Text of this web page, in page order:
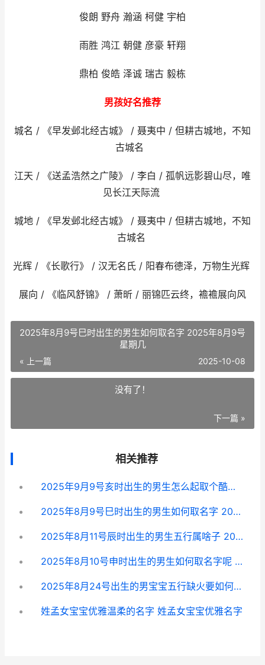
俊朗 野舟 瀚涵 柯健 宇柏
雨胜 鸿江 朝健 彦豪 轩翔
鼎柏 俊皓 泽诚 瑞古 毅栋
男孩好名推荐
城名 / 《早发邺北经古城》 / 聂夷中 / 但耕古城地，不知
古城名
江天 / 《送孟浩然之广陵》 / 李白 / 孤帆远影碧山尽，唯
见长江天际流
城地 / 《早发邺北经古城》 / 聂夷中 / 但耕古城地，不知
古城名
光辉 / 《长歌行》 / 汉无名氏 / 阳春布德泽，万物生光辉
展向 / 《临风舒锦》 / 萧昕 / 丽锦匹云终，襜襜展向风
2025年8月9号巳时出生的男生如何取名字 2025年8月9号
星期几
« 上一篇 2025-10-08
没有了！
下一篇 »
相关推荐
2025年9月9号亥时出生的男生怎么起取个酷酷的名字 2025年九月九号的阳历是多少
2025年8月9号巳时出生的男生如何取名字 2025年8月9号星期几
2025年8月11号辰时出生的男生五行属啥子 2025年8月11日生孩子是什么命
2025年8月10号申时出生的男生如何取名字呢 2025年八月十号是什么星座
2025年8月24号出生的男宝宝五行缺火要如何取名字 2025年8月24日什么星座
姓孟女宝宝优雅温柔的名字 姓孟女宝宝优雅名字